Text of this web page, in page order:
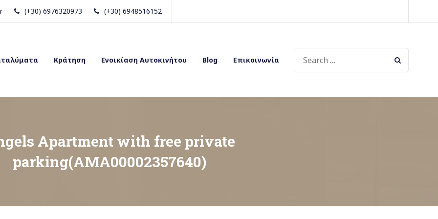
(+30) 6976320973 (+30) 6948516152
Κράτηση Ενοικίαση Αυτοκινήτου Blog Επικοινωνία
SEARCH
FOR:
Apartment with free private
parking(AMA00002357640)